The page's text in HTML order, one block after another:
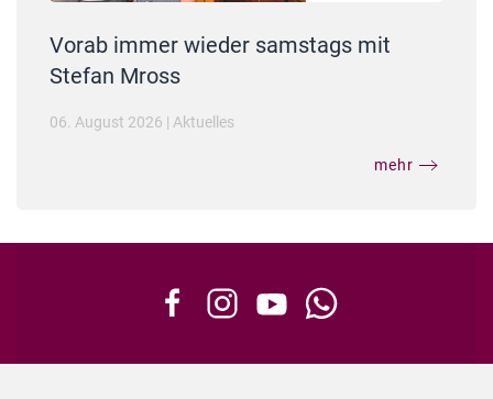
Vorab immer wieder samstags mit
Stefan Mross
06. August 2026 | Aktuelles
mehr